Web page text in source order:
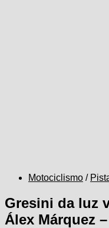
Motociclismo /
Gresini da luz
Álex Márquez